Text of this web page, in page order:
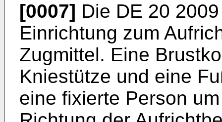
[0007] Die DE 20
Einrichtung zum
Zugmittel. Eine
Kniestütze und eine
eine fixierte Person